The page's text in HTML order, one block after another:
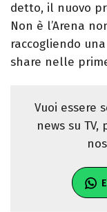
detto, il nuovo
Non è l’Arena
raccogliendo
share nelle
Vuoi essere
news su